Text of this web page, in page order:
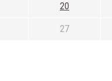
20
27